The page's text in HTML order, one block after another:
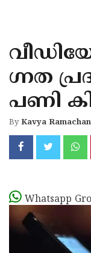
KANNUR
KASARAGOD
ഗ്നത
പണി
ByKavya
Whatsapp